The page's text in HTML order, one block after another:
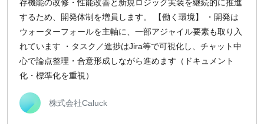
存機能の改修・性能改善と新規ロジック実装を継続的に推進
するため、開発体制を増員します。 【働く環境】 ・開発は
ウォーターフォールを主軸に、一部アジャイル要素も取り入
れています ・タスク／進捗はJira等で可視化し、チャット中
心で論点整理・合意形成しながら進めます（ドキュメント
化・標準化を重視）
株式会社Caluck